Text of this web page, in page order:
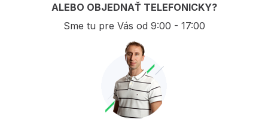
ALEBO OBJEDNAŤ TELEFONICKY?
Sme tu pre Vás od 9:00 - 17:00